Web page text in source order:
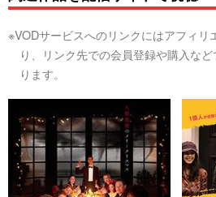
※VODサービスへのリンクにはアフィリ
り、リンク先での会員登録や購入な
ります。